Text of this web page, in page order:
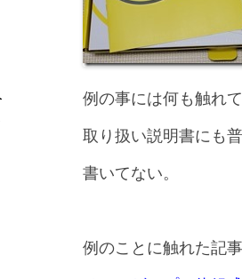
例の事には何も触れ
取り扱い説明書にも
書いてない。
例のことに触れた記事